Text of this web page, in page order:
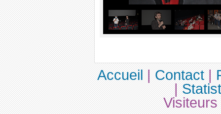
Accueil|Contact|
|